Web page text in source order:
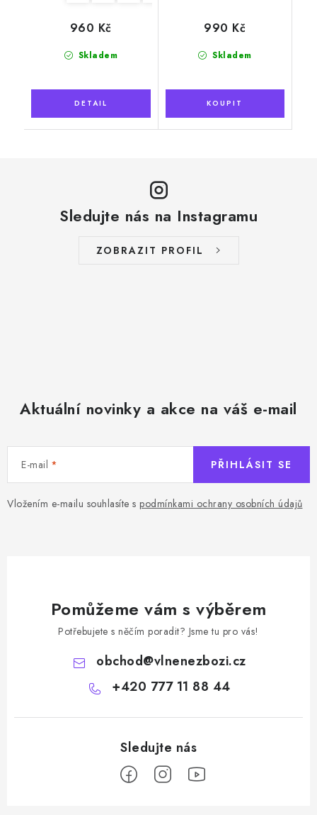
Skladem
960 Kč
Skladem
990 Kč
Sledujte nás na Instagramu
ZOBRAZIT PROFIL
Aktuální novinky a akce na váš e-mail
E-mail
Vložením e-mailu souhlasíte s podmínkami ochrany osobních údajů
PŘIHLÁSIT SE
Pomůžeme vám s výběrem
Potřebujete s něčím poradit? Jsme tu pro vás!
obchod@vlnenezbozi.cz
+420 777 11 88 44